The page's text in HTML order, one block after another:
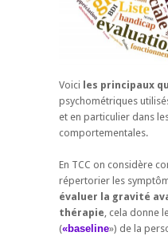
Voici les principaux
psychométriques
et en particulier dans
comportementales.
En TCC on considère
répertorier les
évaluer la gravité
thérapie, cela donne
(«baseline») de la